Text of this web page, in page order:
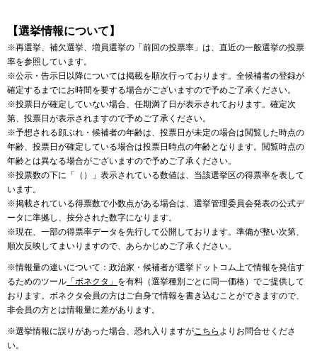
【選挙情報について】
※再選挙、補欠選挙、増員選挙の「前回の投票率」は、直近の一般選挙の投票
率を参照しています。
※公示・告示日以降については掲載を順次行っております。全候補者の登録が
確定するまでにお時間を要する場合がございますので予めご了承ください。
※投票日が確定していない場合、任期満了日が表示されております。確定次
第、投票日が表示されますので予めご了承ください。
※予想される顔ぶれ・候補者の年齢は、投票日が未定の場合は閲覧した時点の
年齢、投票日が確定している場合は投票日時点の年齢となります。閲覧時点の
年齢とは異なる場合がございますので予めご了承ください。
※投票数の下に「（）」表示されている数値は、当該選挙区の得票率を表して
います。
※掲載されている得票数で小数点がある場合は、選挙管理委員会発表の公式デ
ータに準拠し、按分された数字になります。
※現在、一部の得票率データを先行して公開しております。準備が整い次第、
順次反映してまいりますので、あらかじめご了承ください。
※情報量の違いについて：政治家・候補者が選挙ドットコム上で情報を発信す
るためのツール 「ボネクタ」 を有料（選挙種別ごとに同一価格）でご提供して
おります。ボネクタ会員の方はご自身で情報を書き込むことができますので、
非会員の方とは情報量に差があります。
※選挙情報に誤りがあった場合、恐れ入りますがこちら よりお問合せくださ
い。